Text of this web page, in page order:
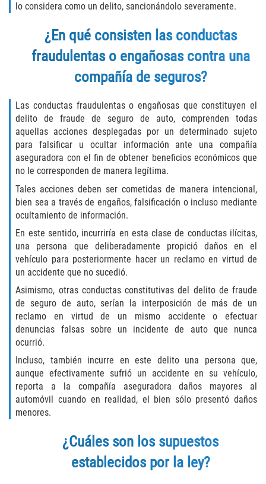
Desviación Informal Juvenil
La Ley de los Tres Delitos y Fuera
Delitos por los cuales un Menor
puede ser Juzgado como Adulto
División de Justicia Juvenil
Libertad Condicional para Menores
Petición Aceptada
Proyecto de Ley del Senado SB 439
Sello de Registros Juveniles
Tutela de los Tribunales
Tribunal de Delincuencia Juvenil
Delitos de Armas
Armas Prohibidas en California
Aumento de Sentencias por Armas de
Fuego
Descarga Negligente de un Arma de
Portar un Arma de Fuego Cargada
Portar un Arma de Fuego Oculta
lo considera como un delito, sancionándolo severamente.
¿En qué consisten las conductas
fraudulentas o engañosas contra una
compañía de seguros?
Las conductas fraudulentas o engañosas que constituyen el
delito de fraude de seguro de auto, comprenden todas
aquellas acciones desplegadas por un determinado sujeto
para falsificar u ocultar información ante una compañía
aseguradora con el fin de obtener beneficios económicos que
no le corresponden de manera legítima.
Tales acciones deben ser cometidas de manera intencional,
bien sea a través de engaños, falsificación o incluso mediante
ocultamiento de información.
En este sentido, incurriría en esta clase de conductas ilícitas,
una persona que deliberadamente propició daños en el
vehículo para posteriormente hacer un reclamo en virtud de
un accidente que no sucedió.
Asimismo, otras conductas constitutivas del delito de fraude
de seguro de auto, serían la interposición de más de un
reclamo en virtud de un mismo accidente o efectuar
denuncias falsas sobre un incidente de auto que nunca
ocurrió.
Incluso, también incurre en este delito una persona que,
aunque efectivamente sufrió un accidente en su vehículo,
reporta a la compañía aseguradora daños mayores al
automóvil cuando en realidad, el bien sólo presentó daños
menores.
¿Cuáles son los supuestos
establecidos por la ley?